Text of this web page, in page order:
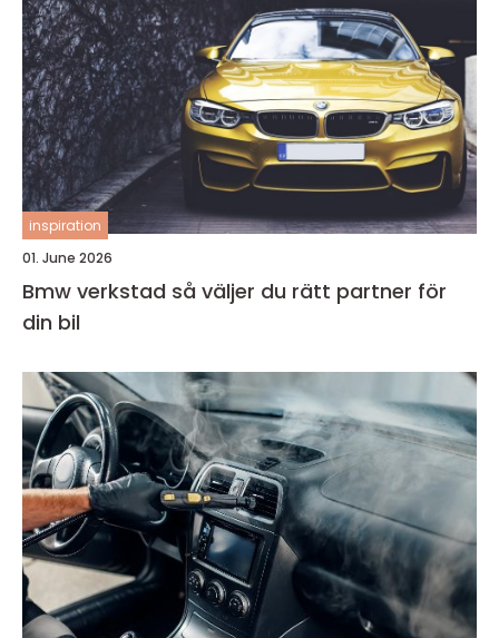
inspiration
01. June 2026
Bmw verkstad så väljer du rätt partner för
din bil